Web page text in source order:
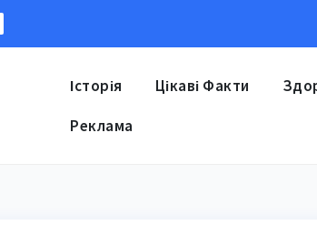
Історія Цікаві Факти
Реклама